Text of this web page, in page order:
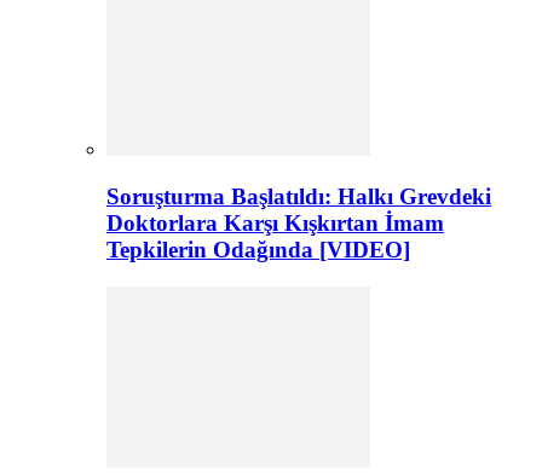
Soruşturma Başlatıldı: Halkı Grevdeki
Doktorlara Karşı Kışkırtan İmam
Tepkilerin Odağında [VIDEO]